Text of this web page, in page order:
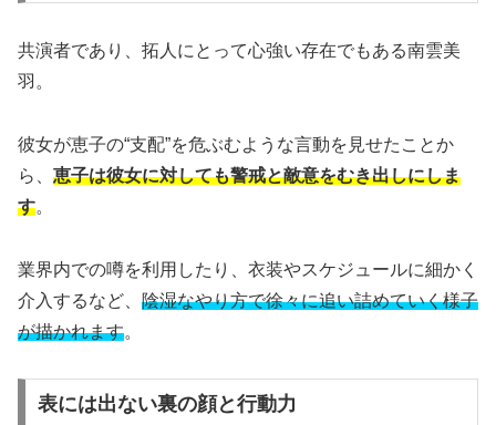
共演者であり、拓人にとって心強い存在でもある南雲美
羽。
彼女が恵子の“支配”を危ぶむような言動を見せたことか
ら、 恵子は彼女に対しても警戒と敵意をむき出しにしま
す。
業界内での噂を利用したり、衣装やスケジュールに細かく
介入するなど、 陰湿なやり方で徐々に追い詰めていく様子
が描かれます。
表には出ない裏の顔と行動力